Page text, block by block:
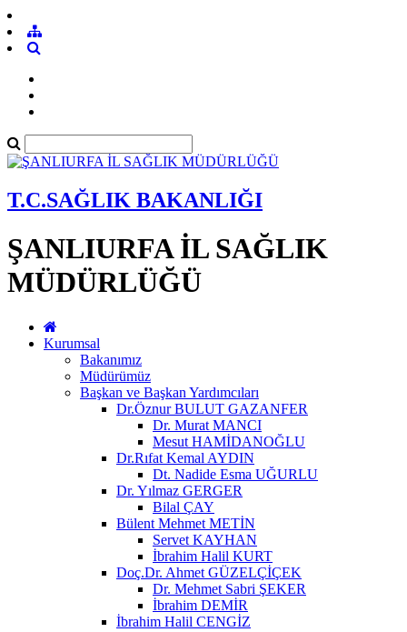
T.C.SAĞLIK BAKANLIĞI
ŞANLIURFA İL SAĞLIK
MÜDÜRLÜĞÜ
Kurumsal
Bakanımız
Müdürümüz
Başkan ve Başkan Yardımcıları
Dr.Öznur BULUT GAZANFER
Dr. Murat MANCI
Mesut HAMİDANOĞLU
Dr.Rıfat Kemal AYDIN
Dt. Nadide Esma UĞURLU
Dr. Yılmaz GERGER
Bilal ÇAY
Bülent Mehmet METİN
Servet KAYHAN
İbrahim Halil KURT
Doç.Dr. Ahmet GÜZELÇİÇEK
Dr. Mehmet Sabri ŞEKER
İbrahim DEMİR
İbrahim Halil CENGİZ